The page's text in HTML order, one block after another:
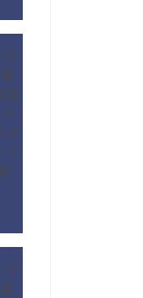
テ
険
ク
て
テ